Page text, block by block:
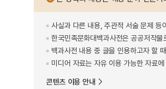
사실과 다른 내용, 주관적 서술 문제 등
한국민족문화대백과사전은 공공저작
백과사전 내용 중 글을 인용하고자 할
미디어 자료는 자유 이용 가능한 자료
콘텐츠 이용 안내